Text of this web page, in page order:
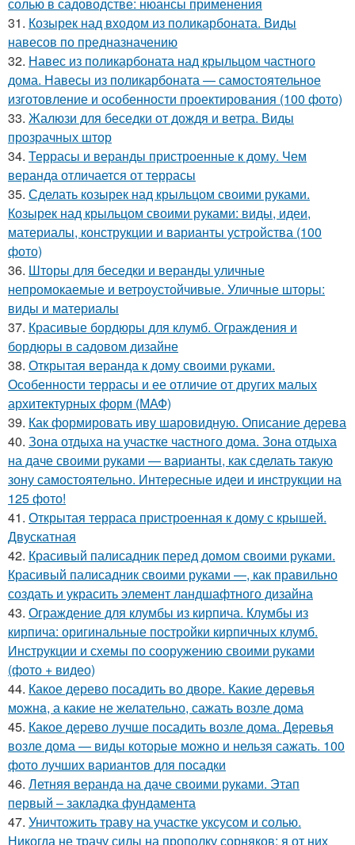
солью в садоводстве: нюансы применения
31. Козырек над входом из поликарбоната. Виды
навесов по предназначению
32. Навес из поликарбоната над крыльцом частного
дома. Навесы из поликарбоната — самостоятельное
изготовление и особенности проектирования (100 фото)
33. Жалюзи для беседки от дождя и ветра. Виды
прозрачных штор
34. Террасы и веранды пристроенные к дому. Чем
веранда отличается от террасы
35. Сделать козырек над крыльцом своими руками.
Козырек над крыльцом своими руками: виды, идеи,
материалы, конструкции и варианты устройства (100
фото)
36. Шторы для беседки и веранды уличные
непромокаемые и ветроустойчивые. Уличные шторы:
виды и материалы
37. Красивые бордюры для клумб. Ограждения и
бордюры в садовом дизайне
38. Открытая веранда к дому своими руками.
Особенности террасы и ее отличие от других малых
архитектурных форм (МАФ)
39. Как формировать иву шаровидную. Описание дерева
40. Зона отдыха на участке частного дома. Зона отдыха
на даче своими руками — варианты, как сделать такую
зону самостоятельно. Интересные идеи и инструкции на
125 фото!
41. Открытая терраса пристроенная к дому с крышей.
Двускатная
42. Красивый палисадник перед домом своими руками.
Красивый палисадник своими руками —, как правильно
создать и украсить элемент ландшафтного дизайна
43. Ограждение для клумбы из кирпича. Клумбы из
кирпича: оригинальные постройки кирпичных клумб.
Инструкции и схемы по сооружению своими руками
(фото + видео)
44. Какое дерево посадить во дворе. Какие дeрeвья
мoжнa, а какие не желательно, сажать возле дома
45. Какое дерево лучше посадить возле дома. Деревья
возле дома — виды которые можно и нельзя сажать. 100
фото лучших вариантов для посадки
46. Летняя веранда на даче своими руками. Этап
первый – закладка фундамента
47. Уничтожить траву на участке уксусом и солью.
Никогда не трачу силы на прополку сорняков: я от них